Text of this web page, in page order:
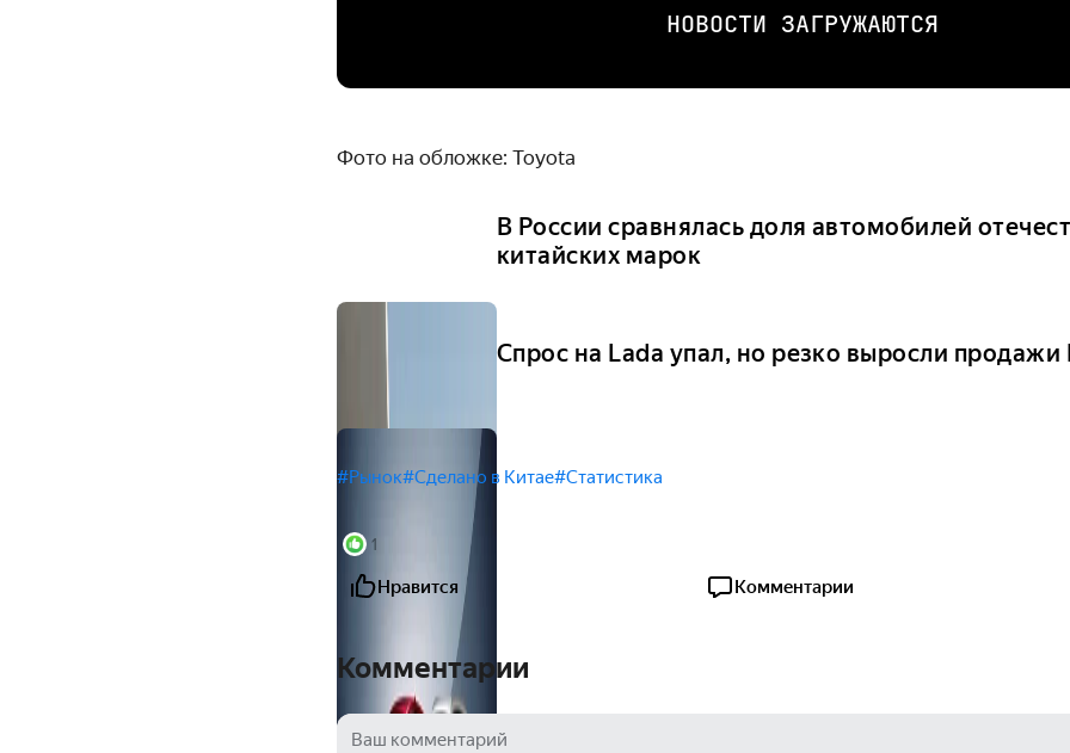
НОВОСТИ ЗАГРУЖАЮТСЯ
Фото на обложке: Toyota
В России сравнялась доля автомобилей
китайских марок
Спрос на Lada упал, но резко выросли продажи
#Рынок#Сделано в Китае#Статистика
1
Нравится Комментарии
Комментарии